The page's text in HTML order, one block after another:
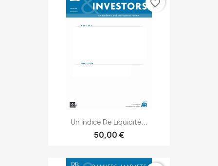
Un Indice De Liquidité...
50,00 €
favorite_border